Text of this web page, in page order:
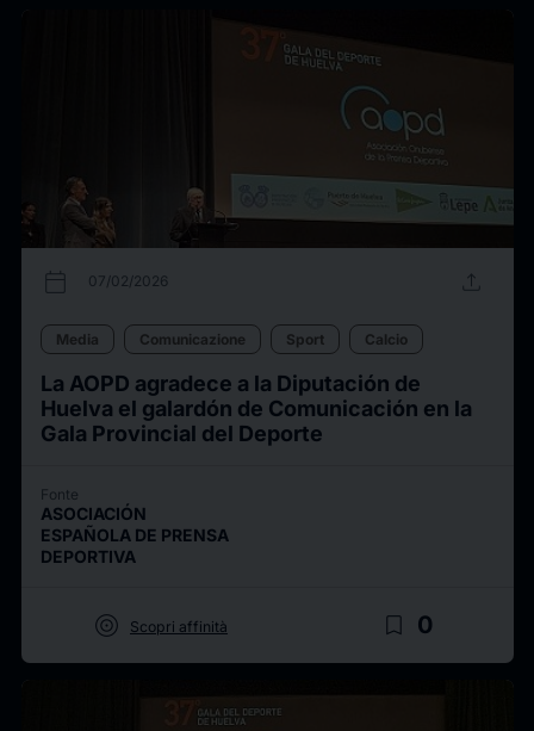
calendar_today 07/02/2026 upload
Media Comunicazione Sport Calcio
La AOPD agradece a la Diputación de
Huelva el galardón de Comunicación en la
Gala Provincial del Deporte
Fonte
ASOCIACIÓN
ESPAÑOLA DE PRENSA
DEPORTIVA
target Scopri affinità bookmark_border 0